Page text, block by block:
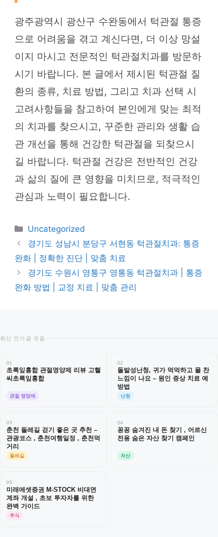
광주광역시 광산구 수완동에서 턱관절 통증
으로 어려움을 겪고 계신다면, 더 이상 망설
이지 마시고 전문적인 턱관절치과를 방문하
시기 바랍니다. 본 글에서 제시된 턱관절 질
환의 종류, 치료 방법, 그리고 치과 선택 시
고려사항들을 참고하여 본인에게 맞는 최적
의 치과를 찾으시고, 꾸준한 관리와 생활 습
관 개선을 통해 건강한 턱관절을 되찾으시
길 바랍니다. 턱관절 건강은 전반적인 건강
과 삶의 질에 큰 영향을 미치므로, 적극적인
관심과 노력이 필요합니다.
카
테
고
리
Uncategorized
경기도 성남시 분당구 서현동 턱관절치과: 통증
완화 | 정확한 진단 | 맞춤 치료
경기도 수원시 영통구 영통동 턱관절치과 | 통증
완화 방법 | 교정 치료 | 맞춤 관리
최신 인기글 모음
01
초록잎홍합 관절영양제 리뷰 고헬
씨초록잎홍합
관절 영양제
02
돌발성난청, 귀가 먹먹하고 물 찬
느낌이 나요 – 원인 증상 치료 예
방법
난청
03
춘천 둘레길 걷기 좋은 곳 추천 –
관광코스 , 춘천여행일정 , 춘천먹
거리
둘레길
04
꽁꽁 숨겨진 내 돈 찾기 , 어르신
전용 숨은 자산 찾기 캠페인
자산
05
미래에셋증권 M-STOCK 비대면
계좌 개설 , 초보 투자자를 위한
완벽 가이드
주식